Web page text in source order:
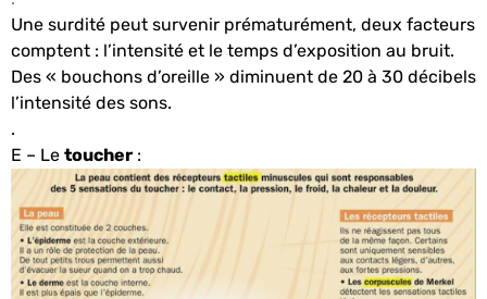
Une surdité peut survenir prématurément, deux facteurs
comptent : l’intensité et le temps d’exposition au bruit.
Des « bouchons d’oreille » diminuent de 20 à 30 décibels
l’intensité des sons.
.
E – Le toucher :